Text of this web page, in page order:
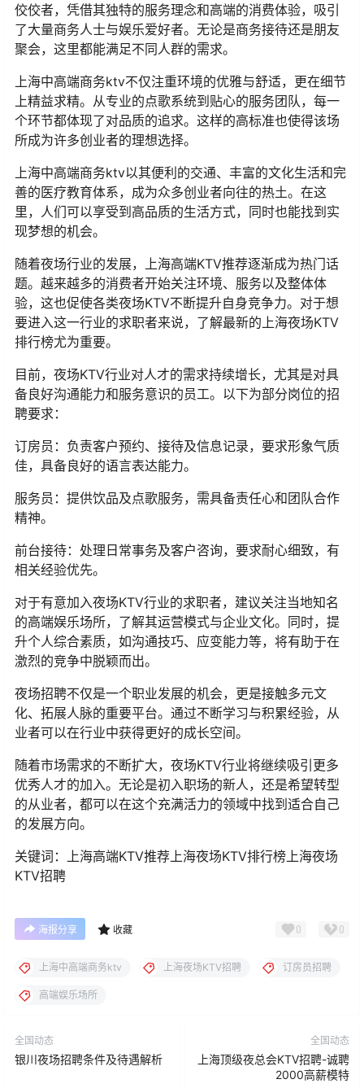
佼佼者，凭借其独特的服务理念和高端的消费体验，吸引
了大量商务人士与娱乐爱好者。无论是商务接待还是朋友
聚会，这里都能满足不同人群的需求。
上海中高端商务ktv不仅注重环境的优雅与舒适，更在细节
上精益求精。从专业的点歌系统到贴心的服务团队，每一
个环节都体现了对品质的追求。这样的高标准也使得该场
所成为许多创业者的理想选择。
上海中高端商务ktv以其便利的交通、丰富的文化生活和完
善的医疗教育体系，成为众多创业者向往的热土。在这
里，人们可以享受到高品质的生活方式，同时也能找到实
现梦想的机会。
随着夜场行业的发展，上海高端KTV推荐逐渐成为热门话
题。越来越多的消费者开始关注环境、服务以及整体体
验，这也促使各类夜场KTV不断提升自身竞争力。对于想
要进入这一行业的求职者来说，了解最新的上海夜场KTV
排行榜尤为重要。
目前，夜场KTV行业对人才的需求持续增长，尤其是对具
备良好沟通能力和服务意识的员工。以下为部分岗位的招
聘要求：
订房员：负责客户预约、接待及信息记录，要求形象气质
佳，具备良好的语言表达能力。
服务员：提供饮品及点歌服务，需具备责任心和团队合作
精神。
前台接待：处理日常事务及客户咨询，要求耐心细致，有
相关经验优先。
对于有意加入夜场KTV行业的求职者，建议关注当地知名
的高端娱乐场所，了解其运营模式与企业文化。同时，提
升个人综合素质，如沟通技巧、应变能力等，将有助于在
激烈的竞争中脱颖而出。
夜场招聘不仅是一个职业发展的机会，更是接触多元文
化、拓展人脉的重要平台。通过不断学习与积累经验，从
业者可以在行业中获得更好的成长空间。
随着市场需求的不断扩大，夜场KTV行业将继续吸引更多
优秀人才的加入。无论是初入职场的新人，还是希望转型
的从业者，都可以在这个充满活力的领域中找到适合自己
的发展方向。
关键词：上海高端KTV推荐上海夜场KTV排行榜上海夜场
KTV招聘
海报分享 收藏 0 0
上海中高端商务ktv 上海夜场KTV招聘 订房员招聘
高端娱乐场所
全国动态
银川夜场招聘条件及待遇解析
全国动态
上海顶级夜总会KTV招聘-诚聘
2000高薪模特